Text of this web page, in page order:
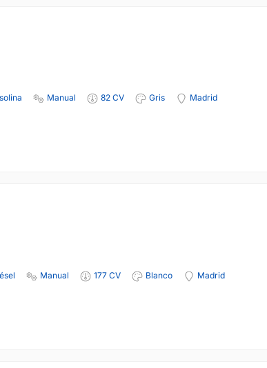
Manual 82 CV Gris
Madrid
Manual 177 CV Blanco
Madrid